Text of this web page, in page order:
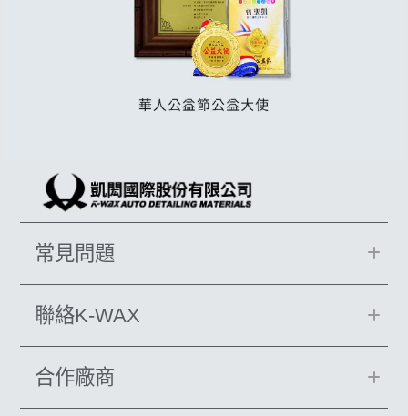
常見問題
聯絡K-WAX
合作廠商